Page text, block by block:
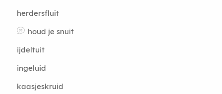
herdersfluit
houd je snuit
ijdeltuit
ingeluid
kaasjeskruid